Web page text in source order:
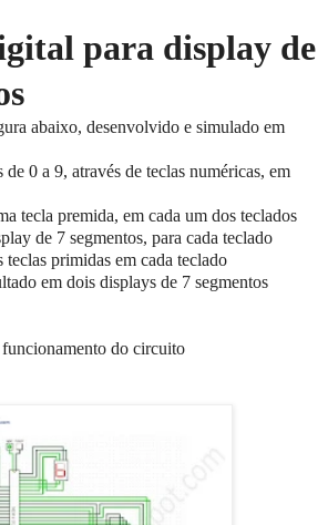
para display de
abaixo, desenvolvido e simulado em
0 a 9, através de teclas numéricas, em
tecla premida, em cada um dos teclados
de 7 segmentos, para cada teclado
teclas primidas em cada teclado
em dois displays de 7 segmentos
do circuito